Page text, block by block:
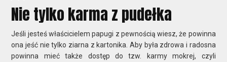
Nie tylko karma z pudełka
Jeśli jesteś właścicielem papugi z pewnością wiesz, że powinna
ona jeść nie tylko ziarna z kartonika. Aby była zdrowa i radosna
powinna mieć także dostęp do tzw. karmy mokrej, czyli